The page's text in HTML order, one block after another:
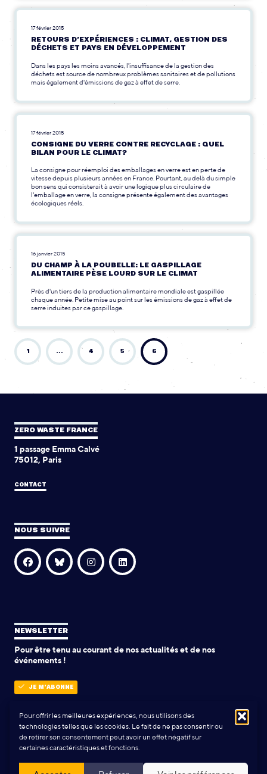
Pour offrir les meilleures expériences, nous utilisons des
technologies telles que les cookies. Le fait de ne pas consentir ou
de retirer son consentement peut avoir un effet négatif sur
certaines caractéristiques et fonctions.
17 février 2015
RETOURS D’EXPÉRIENCES : CLIMAT, GESTION DES
DÉCHETS ET PAYS EN DÉVELOPPEMENT
Dans les pays les moins avancés, l'insuffisance de la gestion des
déchets est source de nombreux problèmes sanitaires et de pollutions
mais également d'émissions de gaz à effet de serre.
17 février 2015
CONSIGNE DU VERRE CONTRE RECYCLAGE : QUEL
BILAN POUR LE CLIMAT?
La consigne pour réemploi des emballages en verre est en perte de
vitesse depuis plusieurs années en France. Pourtant, au delà du simple
bon sens qui consisterait à avoir une logique plus circulaire de
l'emballage en verre, la consigne présente également des avantages
écologiques réels.
16 janvier 2015
DU CHAMP À LA POUBELLE: LE GASPILLAGE
ALIMENTAIRE PÈSE LOURD SUR LE CLIMAT
Près d'un tiers de la production alimentaire mondiale est gaspillée
chaque année. Petite mise au point sur les émissions de gaz à effet de
serre induites par ce gaspillage.
1 … 4 5 6
ZERO WASTE FRANCE
1 passage Emma Calvé
75012, Paris
CONTACT
NOUS SUIVRE
NEWSLETTER
Pour être tenu au courant de nos actualités et de nos
événements !
JE M'ABONNE
POLITIQUE DE CONFIDENTIALITÉ